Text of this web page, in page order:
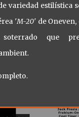
variedad estilística
'M-20' de
que